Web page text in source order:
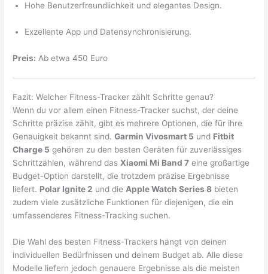
Hohe Benutzerfreundlichkeit und elegantes Design.
Exzellente App und Datensynchronisierung.
Preis: Ab etwa 450 Euro
Fazit: Welcher Fitness-Tracker zählt Schritte genau?
Wenn du vor allem einen Fitness-Tracker suchst, der deine
Schritte präzise zählt, gibt es mehrere Optionen, die für ihre
Genauigkeit bekannt sind.Garmin Vivosmart 5 und Fitbit
Charge 5 gehören zu den besten Geräten für zuverlässiges
Schrittzählen, während dasXiaomi Mi Band 7 eine großartige
Budget-Option darstellt, die trotzdem präzise Ergebnisse
liefert. Polar Ignite 2 und dieApple Watch Series 8 bieten
zudem viele zusätzliche Funktionen für diejenigen, die ein
umfassenderes Fitness-Tracking suchen.
Die Wahl des besten Fitness-Trackers hängt von deinen
individuellen Bedürfnissen und deinem Budget ab. Alle diese
Modelle liefern jedoch genauere Ergebnisse als die meisten